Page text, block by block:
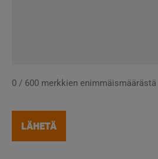
0 / 600 merkkien enimmäismäärästä